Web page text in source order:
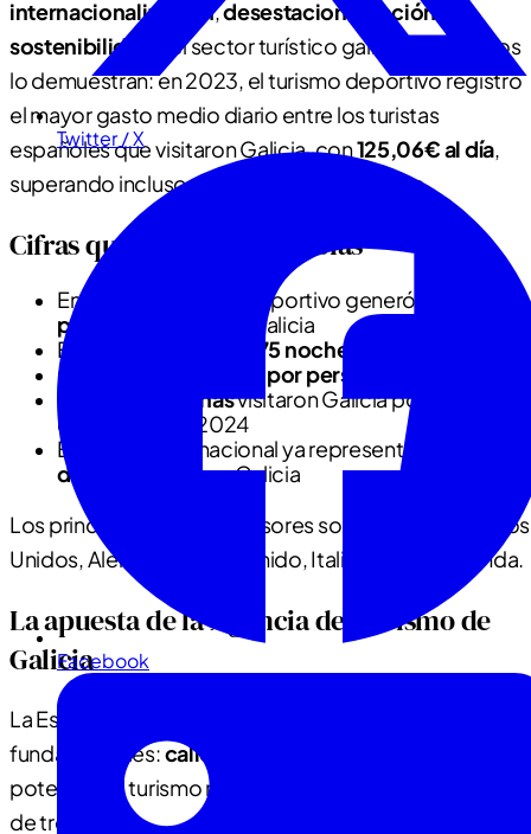
Twitter / X
Facebook
internacionalización,desestacionalización
sostenibilidad
del sector turístico gallego. Los datos
lo demuestran: en 2023, el turismo deportivo registró
el mayor gasto medio diario entre los turistas
españoles que visitaron Galicia, con125,06€ al día,
superando incluso al turismo gastronómico.
Cifras que hablan por sí solas
En 2024, el turismo deportivo generó
pernoctaciones
en Galicia
Estancia media de
2,75 noches
Gasto medio de
115€ por persona
128.548 personasvisitaron Galicia por motivos
deportivos en 2024
El turismo internacional ya representa el
demanda totalen Galicia
Los principales países emisores son Portugal, Estados
Unidos, Alemania, Reino Unido, Italia, Francia e Irlanda.
La apuesta de la Agencia de Turismo de
Galicia
La Estrategia de Turismo 2030 se centra en dos pilares
fundamentales:calidad y sostenibilidad
potenciar el turismo náutico, la Agencia actúa a través
de tres vías: